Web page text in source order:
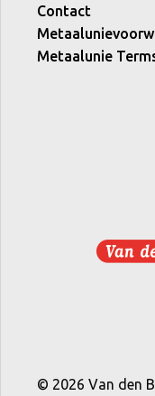
Contact
Metaalunie
© 2026 Van den